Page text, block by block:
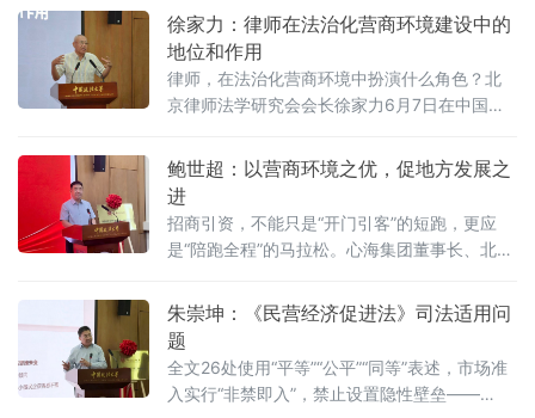
长背后是否隐藏着法治短板？中国政法大学商
学院教授、法治化营商环境建设与数字金融研
究课题组组长胡继晔6月7日在该校研究中心揭
牌仪式既同期举办的“法治筑基、商业有序——
地方政府促进招商引资和高质量发展路径”法治
以
徐家力：律师在法治化营商环境建设中的
地位和作用
律师，在法治化营商环境中扮演什么角色？北
京律师法学研究会会长徐家力6月7日在中国政
心揭牌仪式既同期举办的“法治筑基、商业有序
——地方政府促进招商引资和高质量发展路
径”法治化营商环境建设（公益）大讲堂2026首
期活动上给出明确答案：律师不仅是法律的实
践者，更是连接政府、市场与司法的法治纽
法治化水
鲍世超：以营商环境之优，促地方发展之
进
招商引资，不能只是“开门引客”的短跑，更应
是“陪跑全程”的马拉松。心海集团董事长、北京
行会长鲍世超6月7日在中国政法大学法治化营
商环境建设与数字金融研究中心揭牌仪式既同
期举办的“法治筑基、商业有序——地方政府促
进招商引资和高质量发展路径”法治化营商环境
建设（公益）大讲堂2026首期活动上，以企业
朱崇坤：《民营经济促进法》司法适用问
题
全文26处使用“平等”“公平”“同等”表述，市场准
入实行“非禁即入”，禁止设置隐性壁垒——